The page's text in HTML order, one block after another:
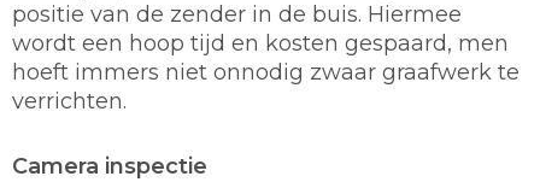
positie van de zender in de buis. Hiermee
wordt een hoop tijd en kosten gespaard, men
hoeft immers niet onnodig zwaar graafwerk te
verrichten.
Camera inspectie